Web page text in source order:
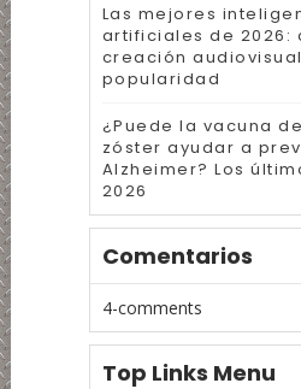
Las mejores
artificiales de 2026:
creación
popularidad
¿Puede la vacuna
zóster ayudar a
Alzheimer? Los
2026
Comentarios
4-comments
Top Links Menu